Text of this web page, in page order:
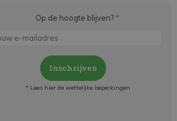
Op de hoogte blijven? *
Inschrijven
* Lees hier de wettelijke beperkingen